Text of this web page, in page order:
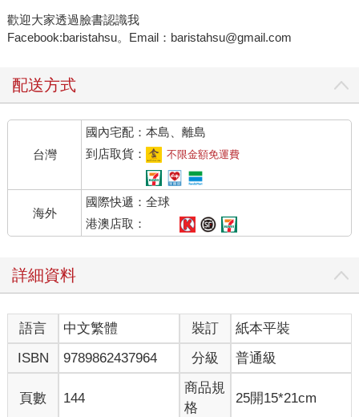
歡迎大家透過臉書認識我
Facebook:baristahsu。Email：baristahsu@gmail.com
配送方式
台灣
國內宅配：本島、離島
到店取貨：
不限金額免運費
海外
國際快遞：全球
港澳店取：
詳細資料
語言 中文繁體 裝訂
紙本平裝
ISBN
9789862437964 分級 普通級
頁數 144
商品規
格
25開15*21cm